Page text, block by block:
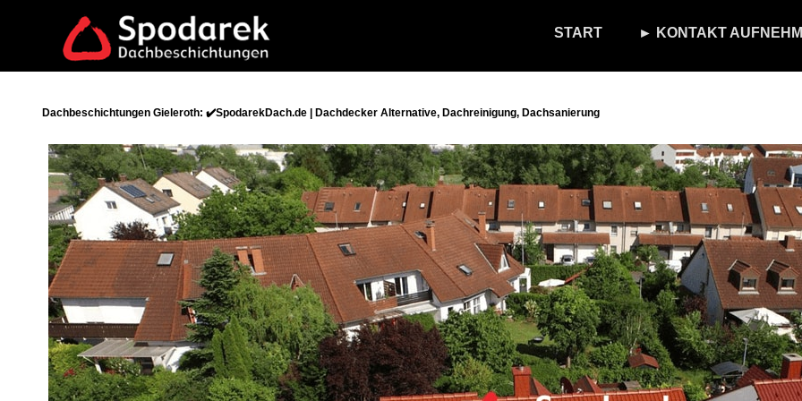
START ► KONTAKT
Dachbeschichtungen Gieleroth: ✔️SpodarekDach.de | Dachdecker Alternative, Dachreinigung, Dachsanierung